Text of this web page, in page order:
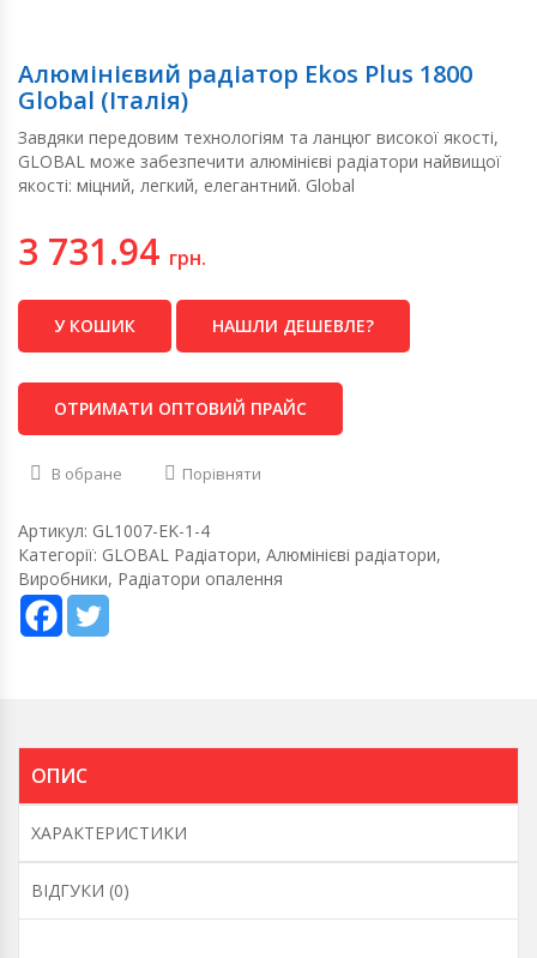
Алюмінієвий радіатор Ekos Plus 1800
Global (Італія)
Завдяки передовим технологіям та ланцюг високої якості,
GLOBAL може забезпечити алюмінієві радіатори найвищої
якості: міцний, легкий, елегантний. Global
3 731.94 грн.
У КОШИК НАШЛИ ДЕШЕВЛЕ?
ОТРИМАТИ ОПТОВИЙ ПРАЙС
В обране Порівняти
Артикул: GL1007-EK-1-4
Категорії: GLOBAL Радіатори, Алюмінієві радіатори,
Виробники, Радіатори опалення
ОПИС
ХАРАКТЕРИСТИКИ
ВІДГУКИ (0)